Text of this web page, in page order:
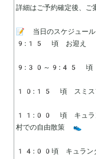
詳細はご予約確定後、ご
📝 当日のスケジュール
9:15 頃　お迎え
9:30～9:45 頃　ス
10:15 頃　スミスフ
11:00 頃　キュラン
村での自由散策 👟
14:00頃　キュラン